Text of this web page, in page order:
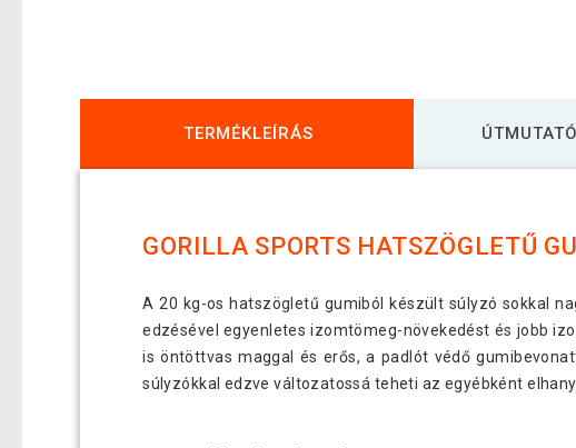
TERMÉKLEÍRÁS
GORILLA SPORTS HATSZÖGLETŰ
A 20 kg-os hatszögletű gumiból készült súlyzó sokkal
edzésével egyenletes izomtömeg-növekedést és jobb
is öntöttvas maggal és erős, a padlót védő
súlyzókkal edzve változatossá teheti az egyébként